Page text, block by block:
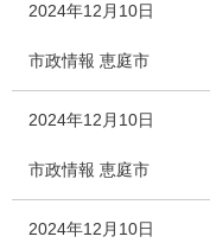
2024年12月10日
市政情報 恵庭市
2024年12月10日
市政情報 恵庭市
2024年12月10日